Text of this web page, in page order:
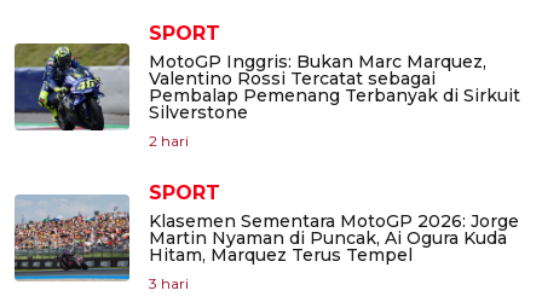
SPORT
MotoGP Inggris: Bukan Marc Marquez,
Valentino Rossi Tercatat sebagai
Pembalap Pemenang Terbanyak di Sirkuit
Silverstone
2 hari
SPORT
Klasemen Sementara MotoGP 2026: Jorge
Martin Nyaman di Puncak, Ai Ogura Kuda
Hitam, Marquez Terus Tempel
3 hari